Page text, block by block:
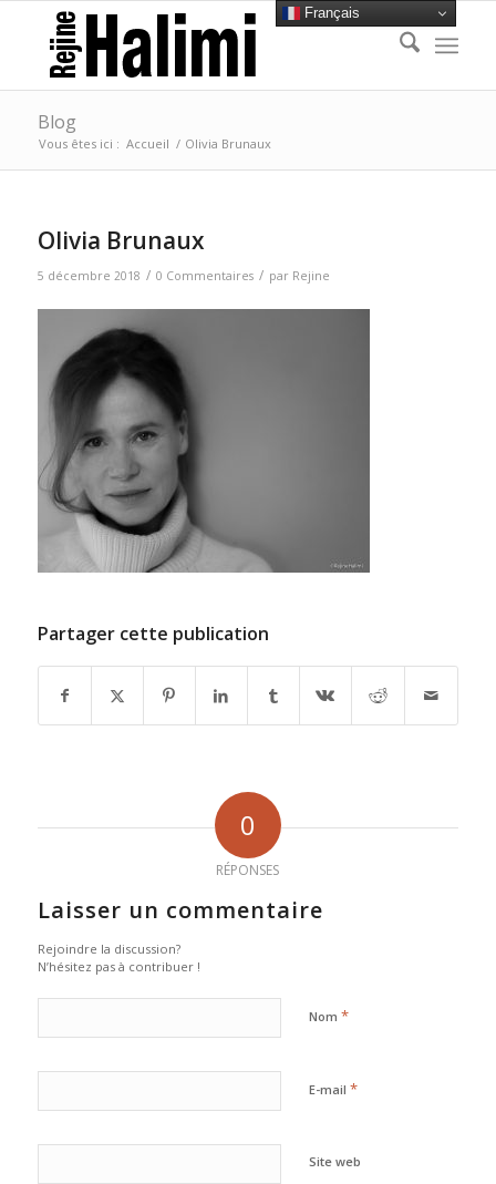
Blog
Vous êtes ici : Accueil / Olivia Brunaux
Olivia Brunaux
5 décembre 2018 / 0 Commentaires / par Rejine
Partager cette publication
0
RÉPONSES
Laisser un commentaire
Rejoindre la discussion?
N’hésitez pas à contribuer !
Nom *
E-mail *
Site web
Français